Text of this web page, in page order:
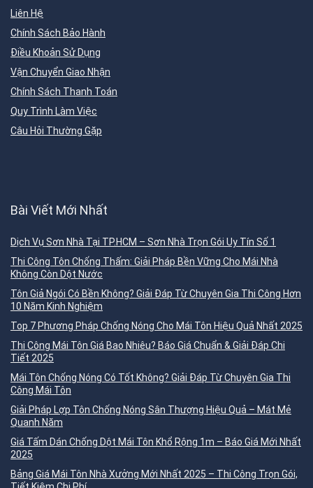
Liên Hệ
Chính Sách Bảo Hành
Điều Khoản Sử Dụng
Vận Chuyển Giao Nhận
Chính Sách Thanh Toán
Quy Trình Làm Việc
Câu Hỏi Thường Gặp
Bài Viết Mới Nhất
Dịch Vụ Sơn Nhà Tại TP.HCM – Sơn Nhà Trọn Gói Uy Tín Số 1
Thi Công Tôn Chống Thấm: Giải Pháp Bền Vững Cho Mái Nhà
Không Còn Dột Nước
Tôn Giả Ngói Có Bền Không? Giải Đáp Từ Chuyên Gia Thi Công Hơn
10 Năm Kinh Nghiệm
Top 7 Phương Pháp Chống Nóng Cho Mái Tôn Hiệu Quả Nhất 2025
Thi Công Mái Tôn Giá Bao Nhiêu? Báo Giá Chuẩn & Giải Đáp Chi
Tiết 2025
Mái Tôn Chống Nóng Có Tốt Không? Giải Đáp Từ Chuyên Gia Thi
Công Mái Tôn
Giải Pháp Lợp Tôn Chống Nóng Sân Thượng Hiệu Quả – Mát Mẻ
Quanh Năm
Giá Tấm Dán Chống Dột Mái Tôn Khổ Rộng 1m – Báo Giá Mới Nhất
2025
Bảng Giá Mái Tôn Nhà Xưởng Mới Nhất 2025 – Thi Công Trọn Gói,